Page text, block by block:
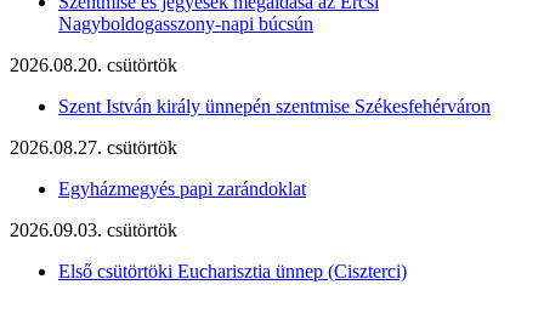
Nagyboldogasszony-napi búcsún
2026.08.20. csütörtök
Szent István király ünnepén szentmise Székesfehérváron
2026.08.27. csütörtök
Egyházmegyés papi zarándoklat
2026.09.03. csütörtök
Első csütörtöki Eucharisztia ünnep (Ciszterci)